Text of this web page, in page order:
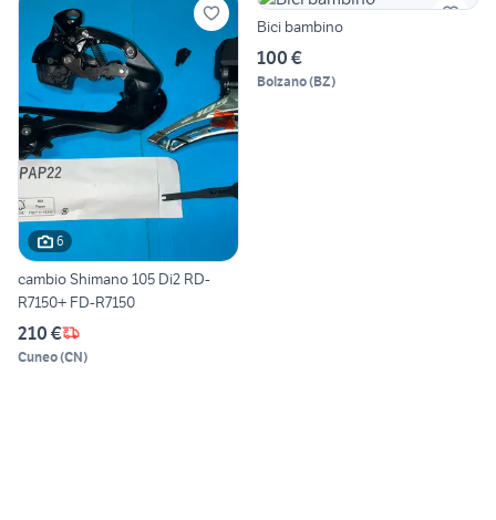
6
cambio Shimano 105 Di2 RD-
R7150+ FD-R7150
210 €
Cuneo(CN)
Bici bambino
100 €
Bolzano(BZ)